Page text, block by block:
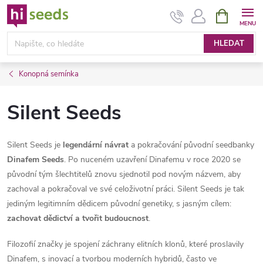
Přejít
na
obsah
HLEDAT
NÁKUPNÍ
KOŠÍK
Konopná semínka
Silent Seeds
Silent Seeds je legendární návrat a pokračování původní seedbanky
Dinafem Seeds. Po nuceném uzavření Dinafemu v roce 2020 se
původní tým šlechtitelů znovu sjednotil pod novým názvem, aby
zachoval a pokračoval ve své celoživotní práci. Silent Seeds je tak
jediným legitimním dědicem původní genetiky, s jasným cílem:
zachovat dědictví a tvořit budoucnost.
Filozofií značky je spojení záchrany elitních klonů, které proslavily
Dinafem, s inovací a tvorbou moderních hybridů, často ve